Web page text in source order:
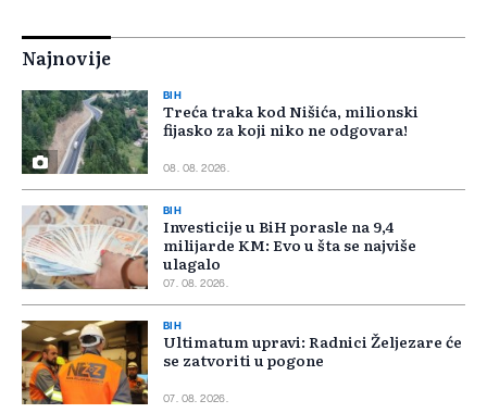
Najnovije
BIH
Treća traka kod Nišića, milionski
fijasko za koji niko ne odgovara!
08. 08. 2026.
BIH
Investicije u BiH porasle na 9,4
milijarde KM: Evo u šta se najviše
ulagalo
07. 08. 2026.
BIH
Ultimatum upravi: Radnici Željezare će
se zatvoriti u pogone
07. 08. 2026.